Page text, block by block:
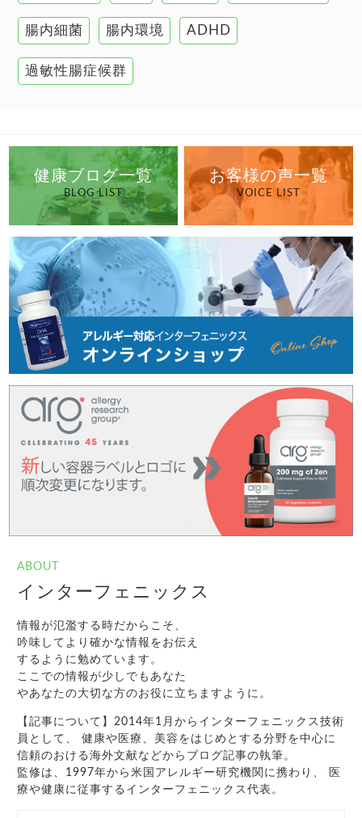
高血圧
腸内細菌 腸内環境 ADHD
過敏性腸症候群
健康ブログ一覧
BLOG LIST
お客様の声一覧
VOICE LIST
ABOUT
インターフェニックス
情報が氾濫する時だからこそ、
吟味してより確かな情報をお伝え
するように勉めています。
ここでの情報が少しでもあなた
やあなたの大切な方のお役に立ちますように。
【記事について】2014年1月からインターフェニックス技術
員として、 健康や医療、美容をはじめとする分野を中心に
信頼のおける海外文献などからブログ記事の執筆。
監修は、1997年から米国アレルギー研究機関に携わり、 医
療や健康に従事するインターフェニックス代表。